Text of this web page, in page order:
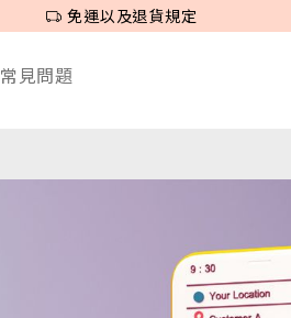
免運以及退貨規定
常見問題